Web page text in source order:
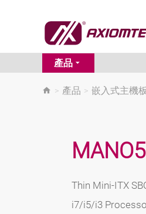
產品
> 產品 > 嵌入式主機
Thin Mini-ITX
i7/i5/i3